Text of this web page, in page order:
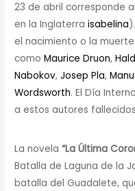
23 de abril corresponde
en la Inglaterraisabelina
el nacimiento o la
comoMaurice Druon,
Nabokov,Josep Pla,
Wordsworth. El Día
a estos autores
La novela“La Última
Batalla de Laguna de la
batalla del Guadalete,